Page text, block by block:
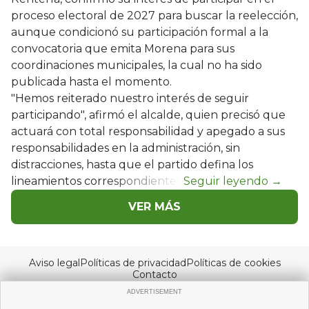
proceso electoral de 2027 para buscar la reelección,
aunque condicionó su participación formal a la
convocatoria que emita Morena para sus
coordinaciones municipales, la cual no ha sido
publicada hasta el momento.
"Hemos reiterado nuestro interés de seguir
participando", afirmó el alcalde, quien precisó que
actuará con total responsabilidad y apegado a sus
responsabilidades en la administración, sin
distracciones, hasta que el partido defina los
lineamientos correspondientes.
VER MÁS
Aviso legalPolíticas de privacidadPolíticas de cookies
Contacto